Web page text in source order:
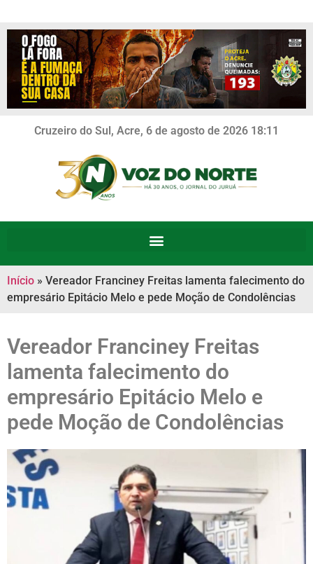
Cruzeiro do Sul, Acre, 6 de agosto de 2026 18:11
Início » Vereador Franciney Freitas lamenta falecimento do
empresário Epitácio Melo e pede Moção de Condolências
Vereador Franciney Freitas
lamenta falecimento do
empresário Epitácio Melo e
pede Moção de Condolências